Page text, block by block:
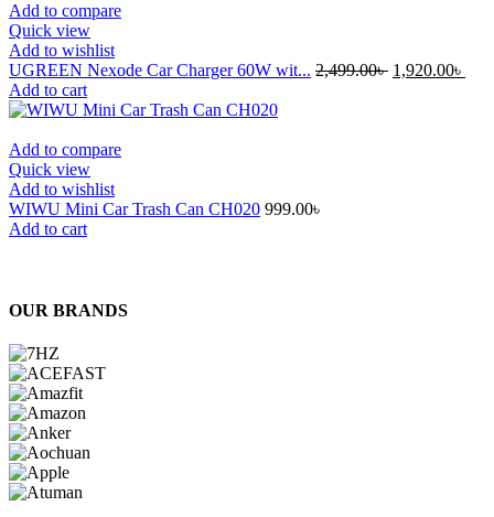
Add to compare
Quick view
Add to wishlist
UGREEN Nexode Car Charger 60W wit... 2,499.00৳ 1,920.00৳
Add to cart
Add to compare
Quick view
Add to wishlist
WIWU Mini Car Trash Can CH020 999.00৳
Add to cart
OUR BRANDS